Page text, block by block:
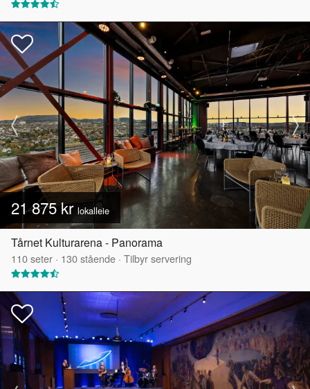
21 875 krlokalleie
Tårnet Kulturarena - Panorama
110seter · 130stående · Tilbyr servering